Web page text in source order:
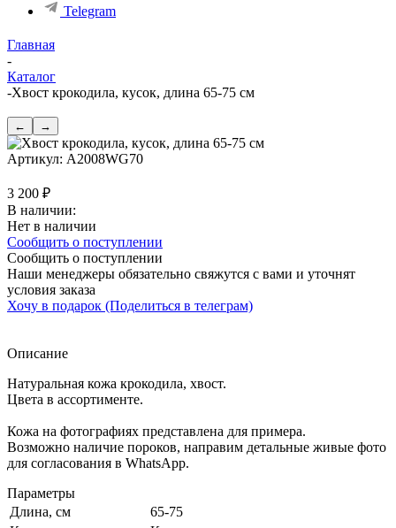
Telegram
Главная
-
Каталог
-Хвост крокодила, кусок, длина 65-75 см
← →
Артикул: A2008WG70
3 200 ₽
В наличии:
Нет в наличии
Сообщить о поступлении
Сообщить о поступлении
Наши менеджеры обязательно свяжутся с вами и уточнят
условия заказа
Хочу в подарок (Поделиться в телеграм)
Описание
Натуральная кожа крокодила, хвост.
Цвета в ассортименте.
Кожа на фотографиях представлена для примера.
Возможно наличие пороков, направим детальные живые фото
для согласования в WhatsApp.
Параметры
Длина, см
65-75